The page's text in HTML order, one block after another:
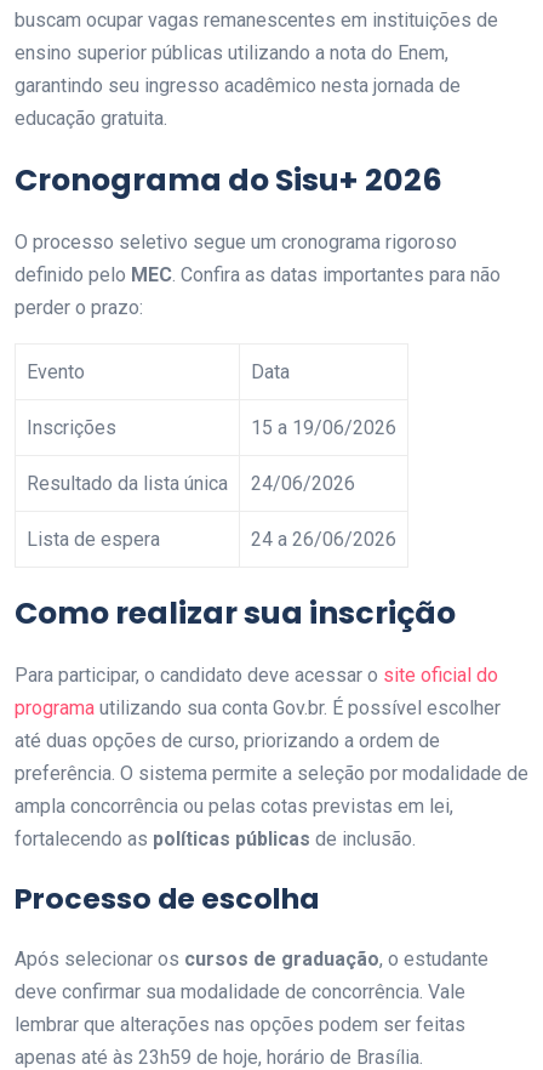
buscam ocupar vagas remanescentes em instituições de
ensino superior públicas utilizando a nota do Enem,
garantindo seu ingresso acadêmico nesta jornada de
educação gratuita.
Cronograma do Sisu+ 2026
O processo seletivo segue um cronograma rigoroso
definido pelo MEC . Confira as datas importantes para não
perder o prazo:
Evento Data
Inscrições 15 a 19/06/2026
Resultado da lista única 24/06/2026
Lista de espera 24 a 26/06/2026
Como realizar sua inscrição
Para participar, o candidato deve acessar o site oficial do
programa utilizando sua conta Gov.br. É possível escolher
até duas opções de curso, priorizando a ordem de
preferência. O sistema permite a seleção por modalidade de
ampla concorrência ou pelas cotas previstas em lei,
fortalecendo as políticas públicas de inclusão.
Processo de escolha
Após selecionar os cursos de graduação, o estudante
deve confirmar sua modalidade de concorrência. Vale
lembrar que alterações nas opções podem ser feitas
apenas até às 23h59 de hoje, horário de Brasília.